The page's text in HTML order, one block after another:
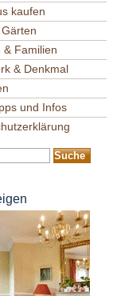
kaufen
& Familien
& Denkmal
und Infos